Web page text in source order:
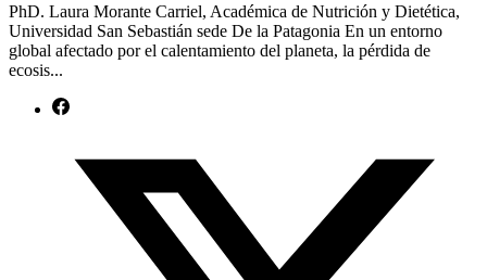
PhD. Laura Morante Carriel, Académica de Nutrición y Dietética,
Universidad San Sebastián sede De la Patagonia En un entorno
global afectado por el calentamiento del planeta, la pérdida de
ecosis...